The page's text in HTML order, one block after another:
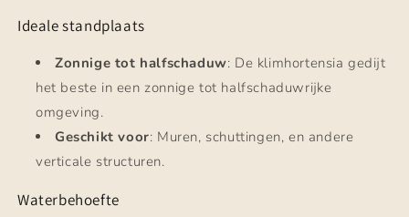
Ideale standplaats
Zonnige tot halfschaduw: De klimhortensia gedijt
het beste in een zonnige tot halfschaduwrijke
omgeving.
Geschikt voor: Muren, schuttingen, en andere
verticale structuren.
Waterbehoefte